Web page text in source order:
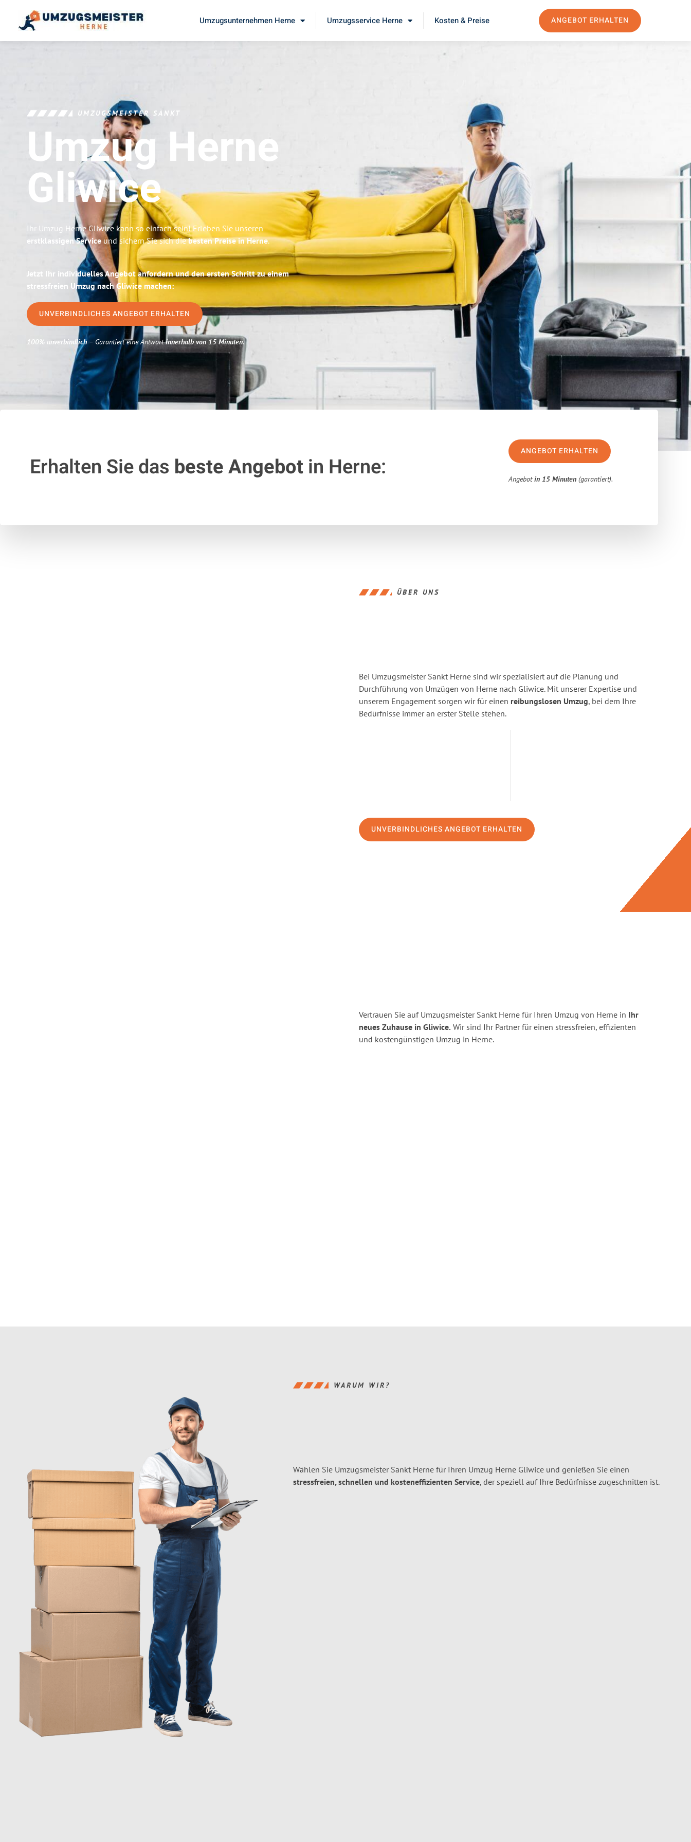
Umzugsunternehmen Herne Umzugsservice Herne Kosten & Preise ANGEBOT ERHALTEN
UMZUGSMEISTER SANKT
Umzug Herne
Gliwice
Ihr Umzug Herne Gliwice kann so einfach sein! Erleben Sie unseren
erstklassigen Service und sichern Sie sich diebesten Preise in Herne.
Jetzt Ihr individuelles Angebot anfordern und den ersten Schritt zu einem
stressfreien Umzug nach Gliwice machen:
UNVERBINDLICHES ANGEBOT ERHALTEN
100% unverbindlich– Garantiert eine Antwortinnerhalb von 15 Minuten.
Erhalten Sie das beste Angebotin Herne:
ANGEBOT ERHALTEN
Angebotin 15 Minuten (garantiert).
ÜBER UNS
Bei Umzugsmeister Sankt Herne sind wir spezialisiert auf die Planung und
Durchführung von Umzügen von Herne nach Gliwice. Mit unserer Expertise und
unserem Engagement sorgen wir für einen reibungslosen Umzug, bei dem Ihre
Bedürfnisse immer an erster Stelle stehen.
UNVERBINDLICHES ANGEBOT ERHALTEN
Vertrauen Sie auf Umzugsmeister Sankt Herne für Ihren Umzug von Herne in Ihr
neues Zuhause in Gliwice. Wir sind Ihr Partner für einen stressfreien, effizienten
und kostengünstigen Umzug in Herne.
WARUM WIR?
Wählen Sie Umzugsmeister Sankt Herne für Ihren Umzug Herne Gliwice und genießen Sie einen
stressfreien, schnellen und kosteneffizienten Service, der speziell auf Ihre Bedürfnisse zugeschnitten ist.